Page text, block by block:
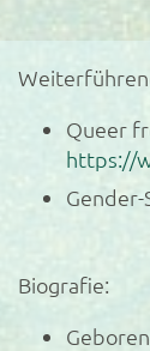
Queer
https://
Gender-
Biografie: